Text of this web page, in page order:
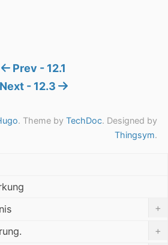
Prev - 12.1
Next - 12.3
. Theme by TechDoc. Designed by
Thingsym.
+
+